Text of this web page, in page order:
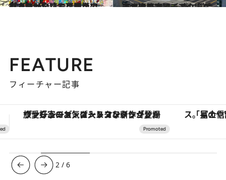
2015.11.14
村上隆が全精力を注いで描きあげた 五百羅漢の「ありがたさ」に時を忘れる
カルチャー 2015.10.20
天才建築家フランク・ゲーリー展で知る 真に創造する者のアイデアの膨らませ方
カルチャー
FEATURE
フィーチャー記事
「星のや富士」でデジタルデトックス。冨士信仰の歴史を辿り、心身を調える。
3 /6